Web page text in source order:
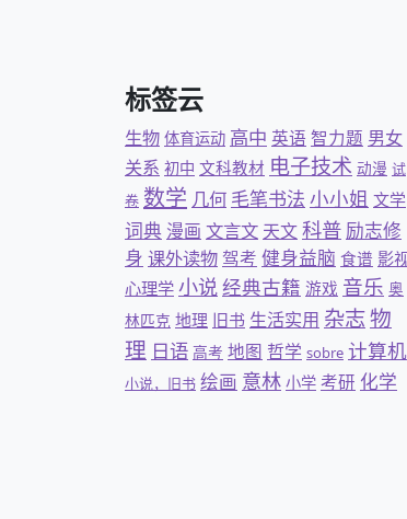
标签云
生物 体育运动 高中 英语 智力题 男女
关系 初中 文科教材 电子技术 动漫 试
卷 数学 几何 毛笔书法 小小姐 文学
词典 漫画 文言文 天文科普 励志修
身 课外读物 驾考 健身益脑 食谱 影
心理学 小说经典古籍 游戏 音乐 奥
林匹克 地理 旧书 生活实用 杂志物
理 日语 高考 地图 哲学 sobre 计算机
小说，旧书 绘画 意林 小学 考研 化学